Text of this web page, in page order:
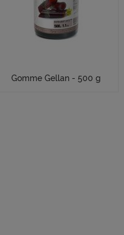
Gomme Gellan - 500 g